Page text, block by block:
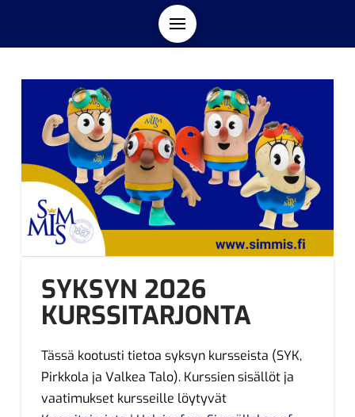
SYKSYN 2026
KURSSITARJONTA
Tässä kootusti tietoa syksyn kursseista (SYK,
Pirkkola ja Valkea Talo). Kurssien sisällöt ja
vaatimukset kursseille löytyvät